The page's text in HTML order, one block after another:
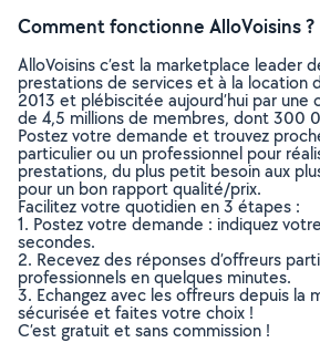
Comment fonctionne AlloVoisins ?
AlloVoisins c’est la marketplace leader
prestations de services et à la location
2013 et plébiscitée aujourd’hui par une
de 4,5 millions de membres, dont 300
Postez votre demande et trouvez
particulier ou un professionnel pour
prestations, du plus petit besoin aux
pour un bon rapport qualité/prix.
Facilitez votre quotidien en 3 étapes :
1. Postez votre demande : indiquez
secondes.
2. Recevez des réponses d’offreurs
professionnels en quelques minutes.
3. Echangez avec les offreurs depuis la
sécurisée et faites votre choix !
C’est gratuit et sans commission !